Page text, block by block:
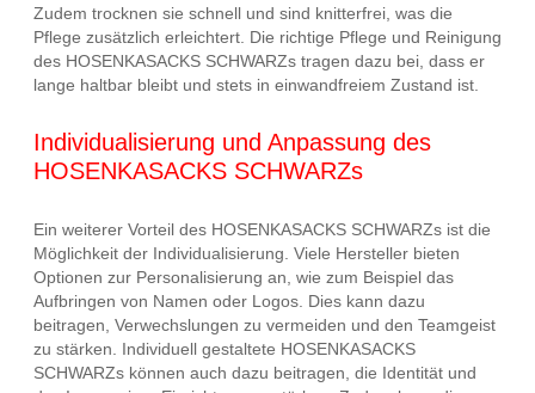
Zudem trocknen sie schnell und sind knitterfrei, was die
Pflege zusätzlich erleichtert. Die richtige Pflege und Reinigung
des HOSENKASACKS SCHWARZs tragen dazu bei, dass er
lange haltbar bleibt und stets in einwandfreiem Zustand ist.
Individualisierung und Anpassung des
HOSENKASACKS SCHWARZs
Ein weiterer Vorteil des HOSENKASACKS SCHWARZs ist die
Möglichkeit der Individualisierung. Viele Hersteller bieten
Optionen zur Personalisierung an, wie zum Beispiel das
Aufbringen von Namen oder Logos. Dies kann dazu
beitragen, Verwechslungen zu vermeiden und den Teamgeist
zu stärken. Individuell gestaltete HOSENKASACKS
SCHWARZs können auch dazu beitragen, die Identität und